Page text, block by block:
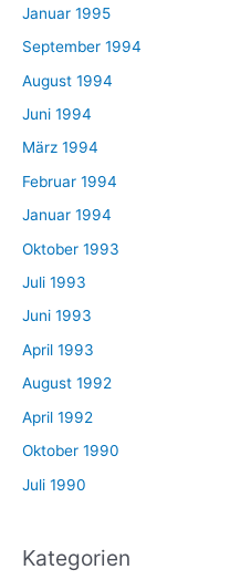
Januar 1995
September 1994
August 1994
Juni 1994
März 1994
Februar 1994
Januar 1994
Oktober 1993
Juli 1993
Juni 1993
April 1993
August 1992
April 1992
Oktober 1990
Juli 1990
Kategorien